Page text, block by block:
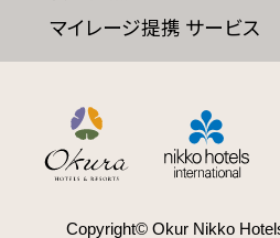
マイレージ提携 サービス
Copyright© Okur Nikko